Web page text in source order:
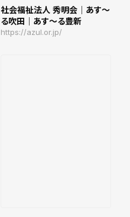
社会福祉法人 秀明会｜あす〜
る吹田｜あす〜る豊新
https://azul.or.jp/